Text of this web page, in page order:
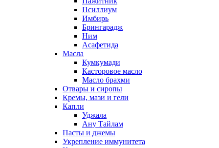
Псиллиум
Имбирь
Брингарадж
Ним
Асафетида
Масла
Кумкумади
Касторовое масло
Масло брахми
Отвары и сиропы
Кремы, мази и гели
Капли
Уджала
Ану Тайлам
Пасты и джемы
Укрепление иммунитета